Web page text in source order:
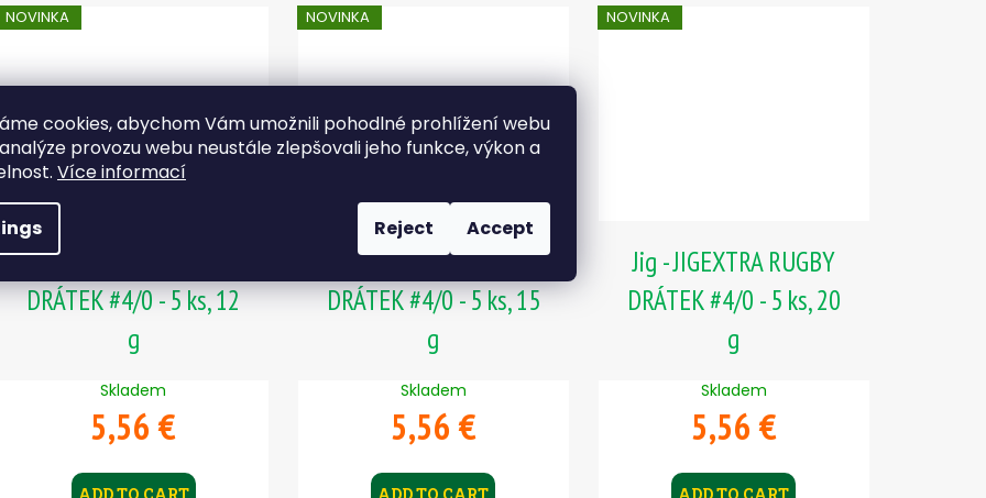
cookies, abychom Vám umožnili pohodlné prohlížení webu
provozu webu neustále zlepšovali jeho funkce, výkon a
Více informací
Reject Accept
NOVINKA
Jig - JIGEXTRA RUGBY
DRÁTEK #4/0 - 5 ks, 12
g
Skladem
5,56 €
NOVINKA
Jig - JIGEXTRA RUGBY
DRÁTEK #4/0 - 5 ks, 15
g
Skladem
5,56 €
NOVINKA
Jig - JIGEXTRA RUGBY
DRÁTEK #4/0 - 5 ks, 20
g
Skladem
5,56 €